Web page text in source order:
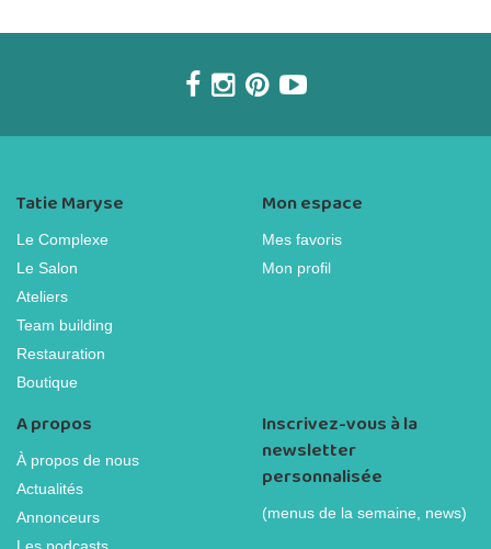
Tatie Maryse
Le Complexe
Le Salon
Ateliers
Team building
Restauration
Boutique
Mon espace
Mes favoris
Mon profil
A propos
À propos de nous
Actualités
Annonceurs
Inscrivez-vous à la
newsletter
personnalisée
(menus de la semaine, news)